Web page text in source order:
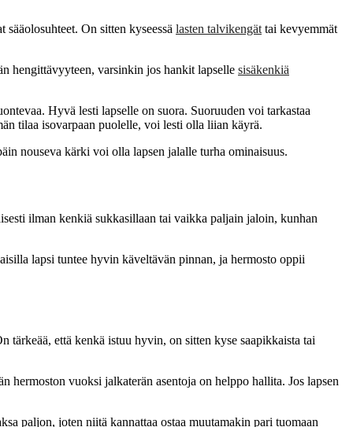
On sitten kyseessä lasten talvikengät tai kevyemmät
hengittävyyteen, varsinkin jos hankit lapselle sisäkenkiä
Hyvä lesti lapselle on suora. Suoruuden voi tarkastaa
tilaa isovarpaan puolelle, voi lesti olla liian käyrä.
nouseva kärki voi olla lapsen jalalle turha ominaisuus.
ilman kenkiä sukkasillaan tai vaikka paljain jaloin, kunhan
lapsi tuntee hyvin käveltävän pinnan, ja hermosto oppii
että kenkä istuu hyvin, on sitten kyse saapikkaista tai
hermoston vuoksi jalkaterän asentoja on helppo hallita. Jos lapsen
paljon, joten niitä kannattaa ostaa muutamakin pari tuomaan